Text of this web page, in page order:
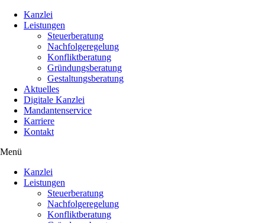
Kanzlei
Leistungen
Steuerberatung
Nachfolgeregelung
Konfliktberatung
Gründungsberatung
Gestaltungsberatung
Aktuelles
Digitale Kanzlei
Mandantenservice
Karriere
Kontakt
Menü
Kanzlei
Leistungen
Steuerberatung
Nachfolgeregelung
Konfliktberatung